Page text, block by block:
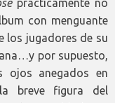
prácticamente no
con menguante
los jugadores de su
por supuesto,
ojos anegados en
breve figura del